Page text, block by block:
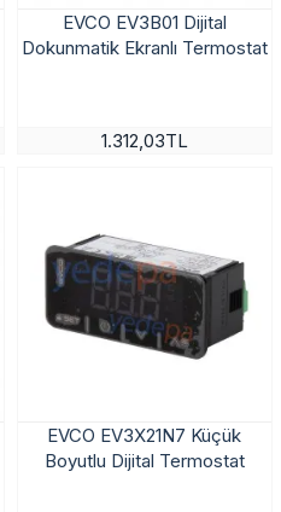
EVCO EV3B01 Dijital
Dokunmatik Ekranlı Termostat
1.312,03TL
EVCO EV3X21N7 Küçük
Boyutlu Dijital Termostat